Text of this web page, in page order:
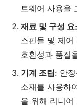
트웨어 사용을
재료 및 구성 요
스핀들 및 제
호환성과 품질
기계 조립: 안
소재를 사용하
을 위해 리니